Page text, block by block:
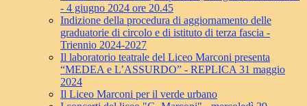
- 4 giugno 2024 ore 20.45
Indizione della procedura di aggiornamento delle
graduatorie di circolo e di istituto di terza fascia -
Triennio 2024-2027
Il laboratorio teatrale del Liceo Marconi presenta
“MEDEA e L’ASSURDO” - REPLICA 31 maggio
2024
Il Liceo Marconi per il verde urbano